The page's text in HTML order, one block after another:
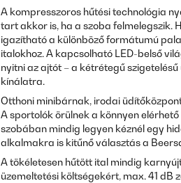
A kompresszoros hűtési technológia
tart akkor is, ha a szoba felmelegszik.
igazítható a különböző formátumú
italokhoz. A kapcsolható LED-belső
nyitni az ajtót – a kétrétegű
kínálatra.
Otthoni minibárnak, irodai
A sportolók örülnek a könnyen
szobában mindig legyen kéznél egy
alkalmakra is kitűnő választás a
A tökéletesen hűtött ital mindig
üzemeltetési költségekért, max. 41 dB